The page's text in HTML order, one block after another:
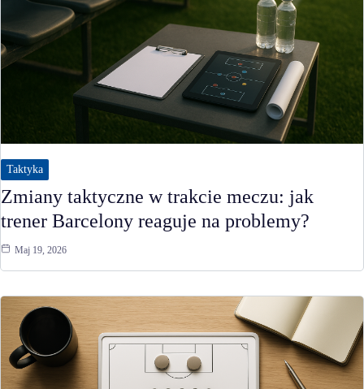
Taktyka
Zmiany taktyczne w trakcie meczu: jak
trener Barcelony reaguje na problemy?
Maj 19, 2026